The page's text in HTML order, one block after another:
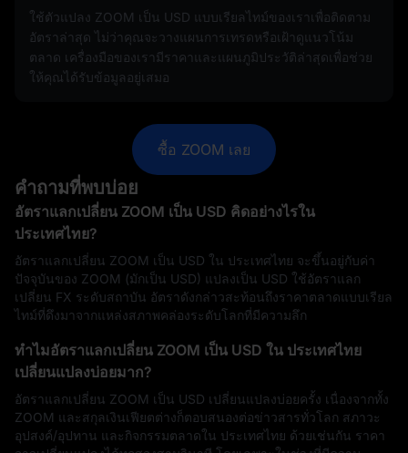
ใช้ตัวแปลง ZOOM เป็น USD แบบเรียลไทม์ของเราเพื่อติดตาม
อัตราล่าสุด ไม่ว่าคุณจะวางแผนการเทรดหรือเฝ้าดูแนวโน้ม
ตลาด เครื่องมือของเรามีราคาและแผนภูมิประวัติล่าสุดเพื่อช่วย
ให้คุณได้รับข้อมูลอยู่เสมอ
ซื้อ ZOOM เลย
คำถามที่พบบ่อย
อัตราแลกเปลี่ยน ZOOM เป็น USD คิดอย่างไรใน
ประเทศไทย?
อัตราแลกเปลี่ยน ZOOM เป็น USD ใน ประเทศไทย จะขึ้นอยู่กับค่า
ปัจจุบันของ ZOOM (มักเป็น USD) แปลงเป็น USD ใช้อัตราแลก
เปลี่ยน FX ระดับสถาบัน อัตราดังกล่าวสะท้อนถึงราคาตลาดแบบเรียล
ไทม์ที่ดึงมาจากแหล่งสภาพคล่องระดับโลกที่มีความลึก
ทำไมอัตราแลกเปลี่ยน ZOOM เป็น USD ใน ประเทศไทย
เปลี่ยนแปลงบ่อยมาก?
อัตราแลกเปลี่ยน ZOOM เป็น USD เปลี่ยนแปลงบ่อยครั้ง เนื่องจากทั้ง
ZOOM และสกุลเงินเฟียตต่างก็ตอบสนองต่อข่าวสารทั่วโลก สภาวะ
อุปสงค์/อุปทาน และกิจกรรมตลาดใน ประเทศไทย ด้วยเช่นกัน ราคา